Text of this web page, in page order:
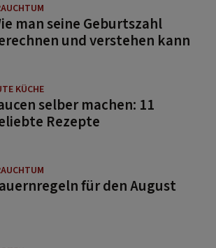
man seine Geburtszahl
und verstehen kann
KÜCHE
selber machen: 11
Rezepte
für den August